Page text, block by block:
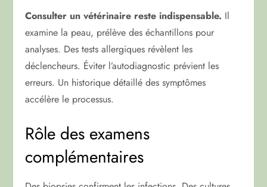
Consulter un vétérinaire reste indispensable. Il
examine la peau, prélève des échantillons pour
analyses. Des tests allergiques révèlent les
déclencheurs. Éviter l’autodiagnostic prévient les
erreurs. Un historique détaillé des symptômes
accélère le processus.
Rôle des examens
complémentaires